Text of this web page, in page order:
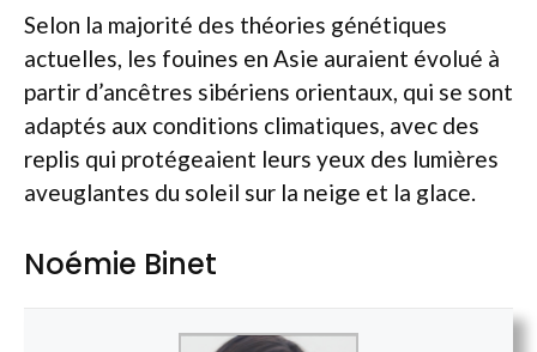
Selon la majorité des théories génétiques
actuelles, les fouines en Asie auraient évolué à
partir d’ancêtres sibériens orientaux, qui se sont
adaptés aux conditions climatiques, avec des
replis qui protégeaient leurs yeux des lumières
aveuglantes du soleil sur la neige et la glace.
Noémie Binet